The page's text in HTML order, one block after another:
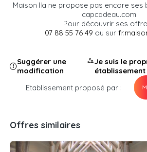
Maison Ila ne propose pas encore ses
capcadeau.com
Pour découvrir ses
07 88 55 76 49 ou sur
Suggérer une
modification
Je suis le
établissement
Etablissement proposé par :
Offres similaires